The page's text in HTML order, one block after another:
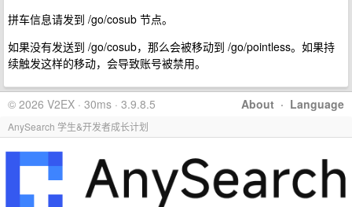
拼车信息请发到 /go/cosub 节点。
如果没有发送到 /go/cosub，那么会被移动到 /go/pointless。如果持
续触发这样的移动，会导致账号被禁用。
About · Language
© 2026 V2EX · 30ms · 3.9.8.5
AnySearch 学生&开发者成长计划